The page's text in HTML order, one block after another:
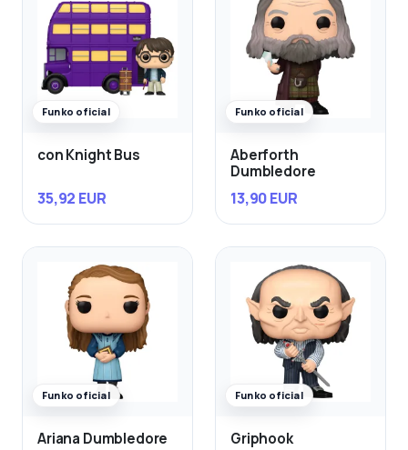
Funko oficial
con Knight Bus
35,92 EUR
Funko oficial
Aberforth
Dumbledore
13,90 EUR
Funko oficial
Ariana Dumbledore
Funko oficial
Griphook